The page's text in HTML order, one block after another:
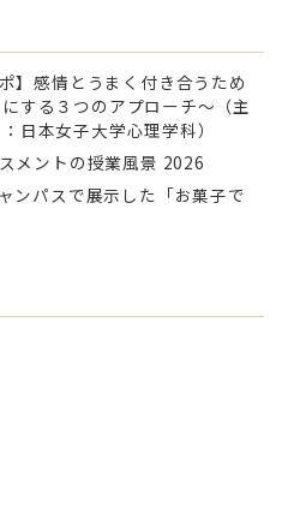
ポ】感情とうまく付き合うため
する３つのアプローチ～（主
日本女子大学心理学科）
メントの授業風景 2026
ンパスで展示した「お菓子で